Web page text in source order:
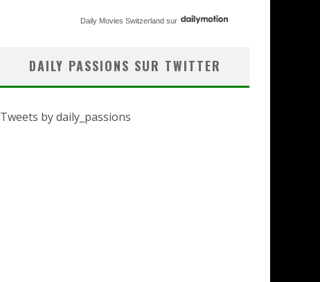
Daily Movies Switzerland sur
DAILY PASSIONS SUR TWITTER
Tweets by daily_passions